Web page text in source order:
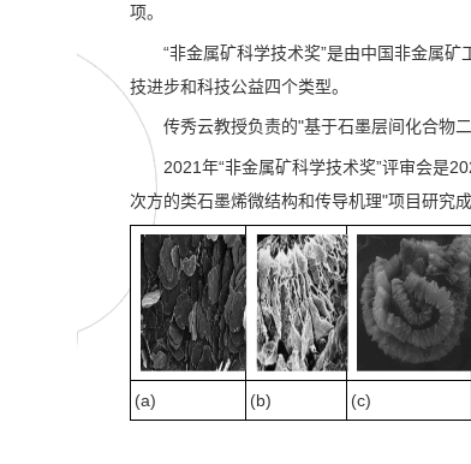
项。
“非金属矿科学技术奖”是由中国非金属
技进步和科技公益四个类型。
传秀云教授负责的"基于石墨层间化合物
2021年“非金属矿科学技术奖”评审会是
次方的类石墨烯微结构和传导机理"项目研究
(a) (b) (c)